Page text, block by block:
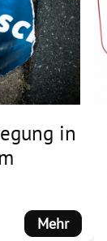
in
Mehr: